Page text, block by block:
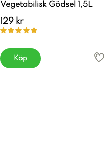
Vegetabilisk Gödsel 1,5L
129 kr
Köp